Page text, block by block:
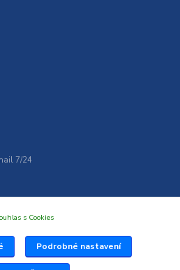
7/24
s Cookies
Podrobné nastavení